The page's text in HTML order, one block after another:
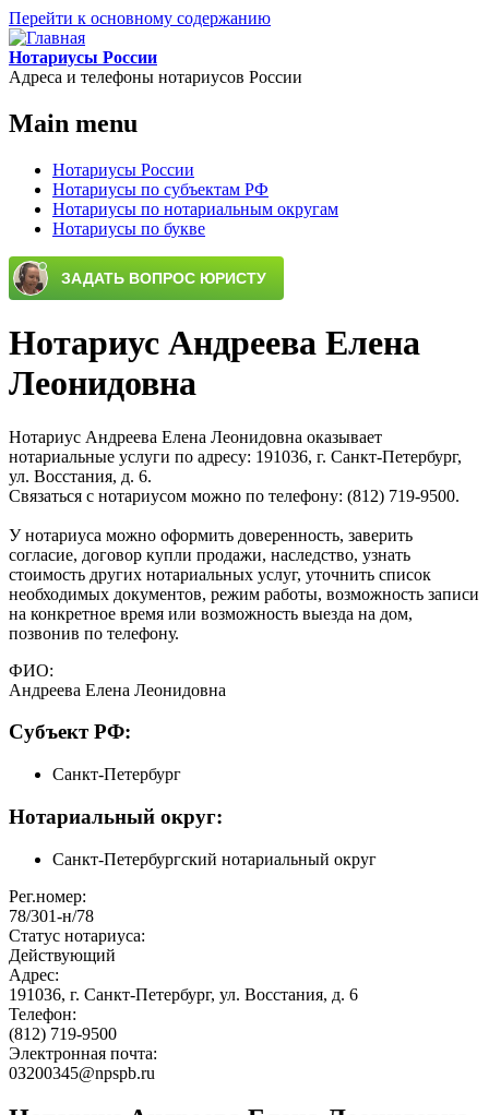
Перейти к основному содержанию
Нотариусы России
Адреса и телефоны нотариусов России
Main menu
Нотариусы России
Нотариусы по субъектам РФ
Нотариусы по нотариальным округам
Нотариусы по букве
Нотариус Андреева Елена
Леонидовна
Нотариус Андреева Елена Леонидовна оказывает
нотариальные услуги по адресу: 191036, г. Санкт-Петербург,
ул. Восстания, д. 6.
Связаться с нотариусом можно по телефону: (812) 719-9500.
У нотариуса можно оформить доверенность, заверить
согласие, договор купли продажи, наследство, узнать
стоимость других нотариальных услуг, уточнить список
необходимых документов, режим работы, возможность записи
на конкретное время или возможность выезда на дом,
позвонив по телефону.
ФИО:
Андреева Елена Леонидовна
Cубъект РФ:
Санкт-Петербург
Нотариальный округ:
Санкт-Петербургский нотариальный округ
Рег.номер:
78/301-н/78
Статус нотариуса:
Действующий
Адрес:
191036, г. Санкт-Петербург, ул. Восстания, д. 6
Телефон:
(812) 719-9500
Электронная почта:
0З200345@npspb.ru